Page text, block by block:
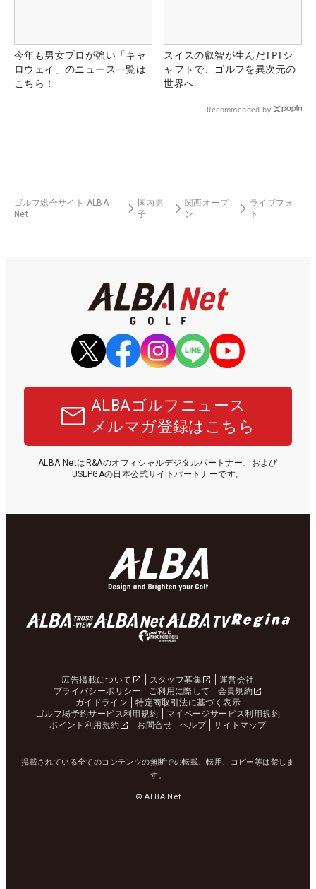
今年も男女プロが強い「キャ
ロウェイ」のニュース一覧は
こちら！
スイスの叡智が生んだTPTシ
ャフトで、ゴルフを異次元の
世界へ
Recommended by
ゴルフ総合サイト ALBA
Net
国内男
子
関西オープ
ン
ライブフォ
ト
ALBAゴルフニュース
メルマガ登録はこちら
ALBA NetはR&Aのオフィシャルデジタルパートナー、および
USLPGAの日本公式サイトパートナーです。
広告掲載について スタッフ募集
運営会社
プライバシーポリシー
ご利用に際して
会員規約
ガイドライン
特定商取引法に基づく表示
ゴルフ場予約サービス利用規約
マイページサービス利用規約
ポイント利用規約
お問合せ ヘルプ サイトマップ
掲載されている全てのコンテンツの無断での転載、転用、コピー等は禁じま
す。
© ALBA Net